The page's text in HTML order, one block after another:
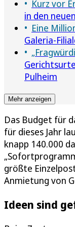
Kurz vor
in den
Eine
Galeria-
Pulheim
Mehr anzeigen
Das Budget für
für dieses Jahr
knapp 140.000
größte
Anmietung von
Ideen sind